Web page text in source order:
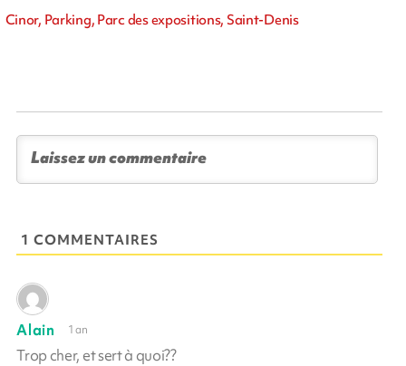
Cinor, Parking, Parc des expositions, Saint-Denis
1 COMMENTAIRES
Alain 1 an
Trop cher, et sert à quoi??